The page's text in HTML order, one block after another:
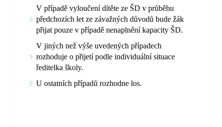
V případě vyloučení dítěte ze ŠD v průběhu
předchozích let ze závažných důvodů bude žák
přijat pouze v případě nenaplnění kapacity ŠD.
V jiných než výše uvedených případech
rozhoduje o přijetí podle individuální situace
ředitelka školy.
U ostatních případů rozhodne los.